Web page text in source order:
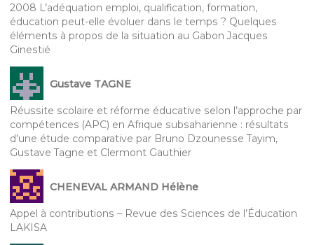
2008 L’adéquation emploi, qualification, formation,
éducation peut-elle évoluer dans le temps ? Quelques
éléments à propos de la situation au Gabon Jacques
Ginestié
Gustave TAGNE
Réussite scolaire et réforme éducative selon l’approche par
compétences (APC) en Afrique subsaharienne : résultats
d’une étude comparative par Bruno Dzounesse Tayim,
Gustave Tagne et Clermont Gauthier
CHENEVAL ARMAND Hélène
Appel à contributions – Revue des Sciences de l’Éducation
LAKISA